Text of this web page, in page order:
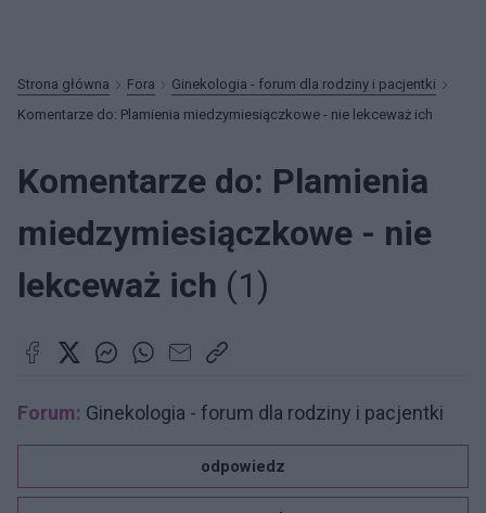
Strona główna Fora
Ginekologia - forum dla rodziny i pacjentki
Komentarze do: Plamienia miedzymiesiączkowe - nie lekceważ ich
Komentarze do: Plamienia
miedzymiesiączkowe - nie
lekceważ ich (1)
Forum: Ginekologia - forum dla rodziny i pacjentki
odpowiedz